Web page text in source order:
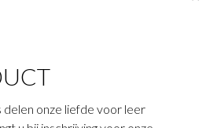
€34,50
Back
11
onze liefde voor leer